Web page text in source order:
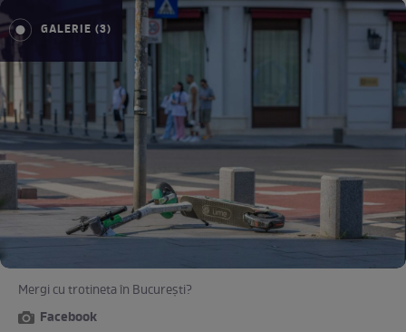
GALERIE (3)
Mergi cu trotineta în București?
Facebook